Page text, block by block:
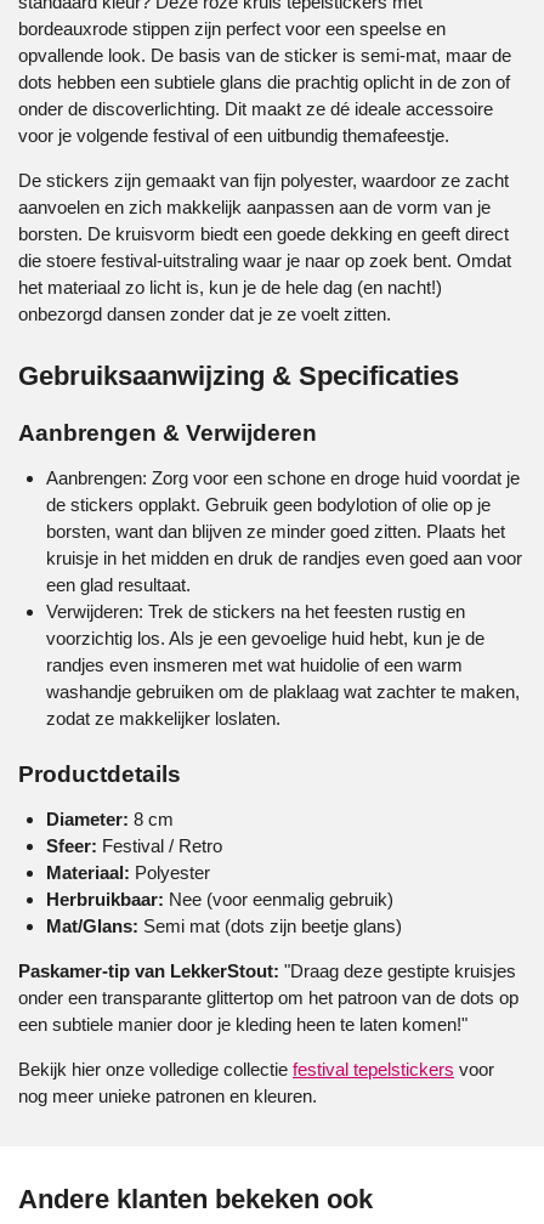
bordeauxrode stippen zijn perfect voor een speelse en
opvallende look. De basis van de sticker is semi-mat, maar de
dots hebben een subtiele glans die prachtig oplicht in de zon of
onder de discoverlichting. Dit maakt ze dé ideale accessoire
voor je volgende festival of een uitbundig themafeestje.
De stickers zijn gemaakt van fijn polyester, waardoor ze zacht
aanvoelen en zich makkelijk aanpassen aan de vorm van je
borsten. De kruisvorm biedt een goede dekking en geeft direct
die stoere festival-uitstraling waar je naar op zoek bent. Omdat
het materiaal zo licht is, kun je de hele dag (en nacht!)
onbezorgd dansen zonder dat je ze voelt zitten.
Gebruiksaanwijzing & Specificaties
Aanbrengen & Verwijderen
Aanbrengen: Zorg voor een schone en droge huid voordat je
de stickers opplakt. Gebruik geen bodylotion of olie op je
borsten, want dan blijven ze minder goed zitten. Plaats het
kruisje in het midden en druk de randjes even goed aan voor
een glad resultaat.
Verwijderen: Trek de stickers na het feesten rustig en
voorzichtig los. Als je een gevoelige huid hebt, kun je de
randjes even insmeren met wat huidolie of een warm
washandje gebruiken om de plaklaag wat zachter te maken,
zodat ze makkelijker loslaten.
Productdetails
Diameter: 8 cm
Sfeer: Festival / Retro
Materiaal: Polyester
Herbruikbaar: Nee (voor eenmalig gebruik)
Mat/Glans: Semi mat (dots zijn beetje glans)
Paskamer-tip van LekkerStout: "Draag deze gestipte kruisjes
onder een transparante glittertop om het patroon van de dots op
een subtiele manier door je kleding heen te laten komen!"
Bekijk hier onze volledige collectie festival tepelstickers voor
nog meer unieke patronen en kleuren.
Andere klanten bekeken ook